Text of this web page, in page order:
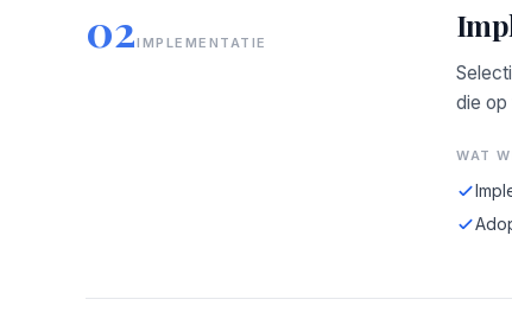
02IMPLEMENTATIE
die op
WAT